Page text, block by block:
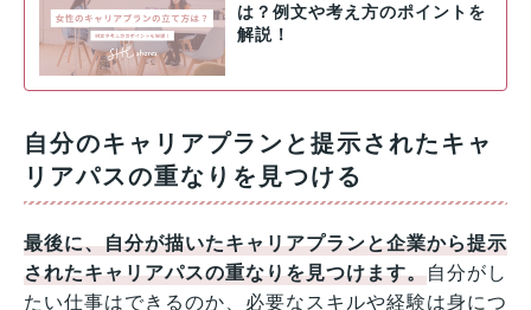
は？例文や考え方のポイントを
解説！
自分のキャリアプランと提示されたキャ
リアパスの重なりを見つける
最後に、自分が描いたキャリアプランと企業から提示
されたキャリアパスの重なりを見つけます。自分がし
たい仕事はできるのか、必要なスキルや経験は身につ